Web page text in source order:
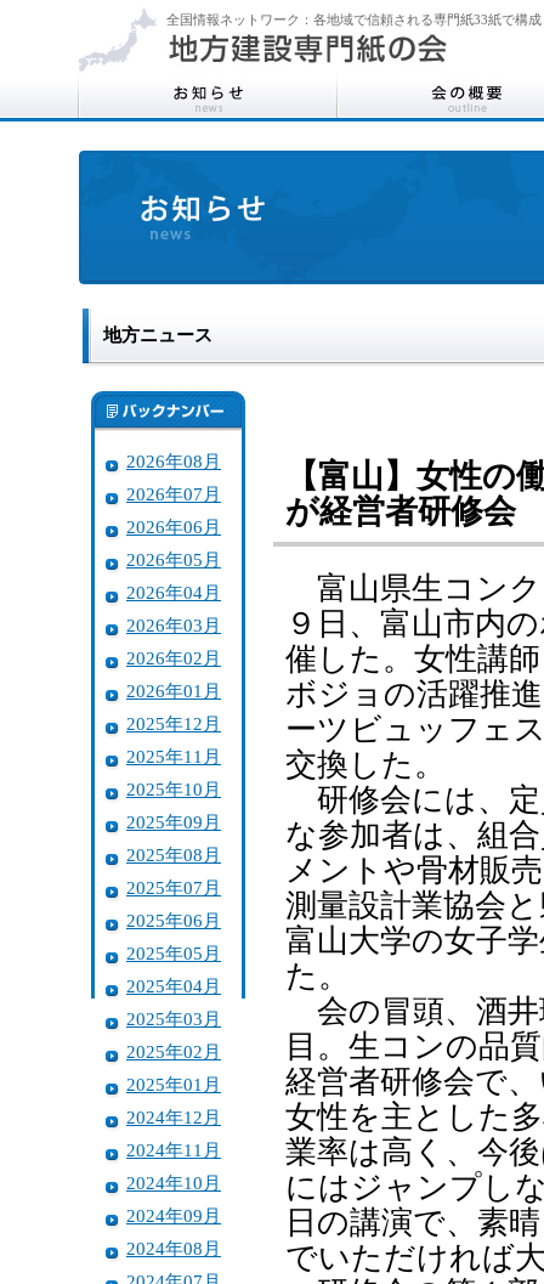
全国情報ネットワーク：各地域で信頼される専門紙33紙で構成
地方ニュース
2026年08月
2026年07月
2026年06月
2026年05月
2026年04月
2026年03月
2026年02月
2026年01月
2025年12月
2025年11月
2025年10月
2025年09月
2025年08月
2025年07月
2025年06月
2025年05月
2025年04月
2025年03月
2025年02月
2025年01月
2024年12月
2024年11月
2024年10月
2024年09月
2024年08月
【富山】女性の
が経営者研修
富山県生コンク
９日、富山市内
催した。女性講
ボジョの活躍推
ーツビュッフェ
交換した。
研修会には、定
な参加者は、組
メントや骨材販
測量設計業協会
富山大学の女子
た。
会の冒頭、酒井
目。生コンの品
経営者研修会で
女性を主とした
業率は高く、今
にはジャンプし
日の講演で、素
でいただければ